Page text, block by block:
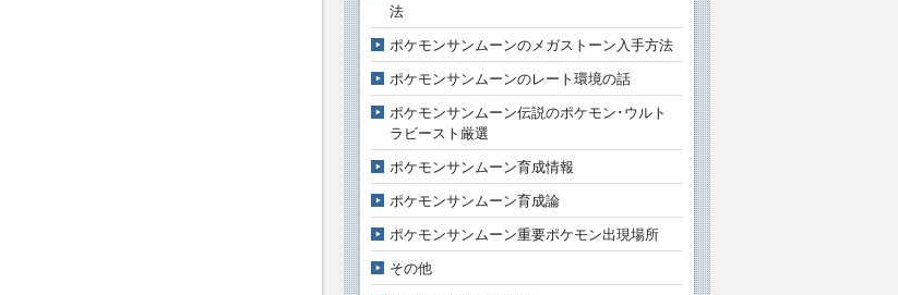
法
ポケモンサンムーンのメガストーン入手方法
ポケモンサンムーンのレート環境の話
ポケモンサンムーン伝説のポケモン･ウルト
ラビースト厳選
ポケモンサンムーン育成情報
ポケモンサンムーン育成論
ポケモンサンムーン重要ポケモン出現場所
その他